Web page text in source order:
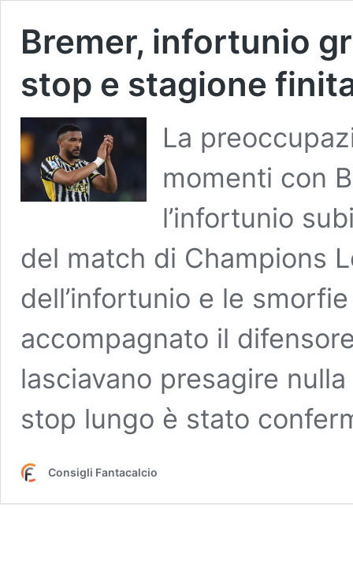
Bremer, infortunio
stop e stagione
La
momenti con
l’infortunio
del match di Champions
dell’infortunio e le
accompagnato il
lasciavano presagire
stop lungo è stato
Consigli Fantacalcio